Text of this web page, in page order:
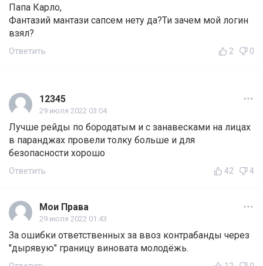
Папа Карло,
Фантазий мантази сапсем нету да?Ти зачем мой логин
взял?
Ответить 2 0
12345
29 июля 2022 03:04
Лучше рейды по бородатым и с занавесками на лицах
в паранджах провели толку больше и для
безопасности хорошо
Ответить 42 4
Мои Права
29 июля 2022 01:43
За ошибки ответственных за ввоз контрабанды через
"дырявую" границу виновата молодёжь.